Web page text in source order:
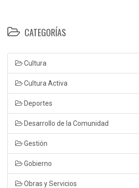
CATEGORÍAS
Cultura
Cultura Activa
Deportes
Desarrollo de la Comunidad
Gestión
Gobierno
Obras y Servicios